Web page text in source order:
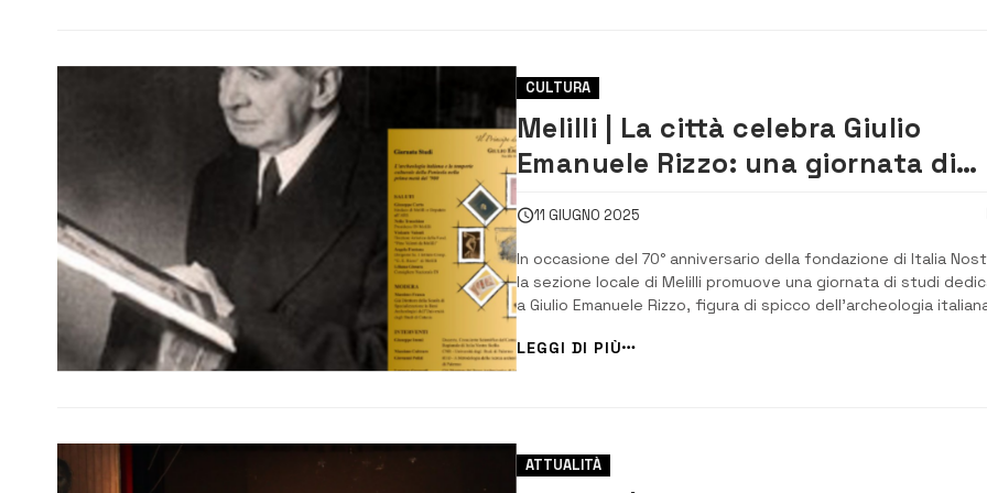
CULTURA
Melilli | La città celebra Giulio
Emanuele Rizzo: una giornata di
studi per il 70° anniversario di
Nostra
11 GIUGNO 2025
In occasione del 70° anniversario della fondazione di Italia
la sezione locale di Melilli promuove una giornata di studi
a Giulio Emanuele Rizzo, figura di spicco dell’archeologia
sabato 14 giugno alle ore 10:00 e proporrà un approfondimento
sul contest...
LEGGI DI PIÙ
ATTUALITÀ